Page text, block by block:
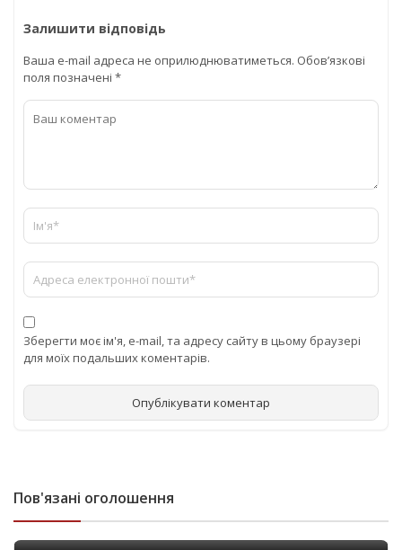
Залишити відповідь
Ваша e-mail адреса не оприлюднюватиметься. Обов’язкові
поля позначені *
Зберегти моє ім'я, e-mail, та адресу сайту в цьому браузері
для моїх подальших коментарів.
Пов'язані оголошення